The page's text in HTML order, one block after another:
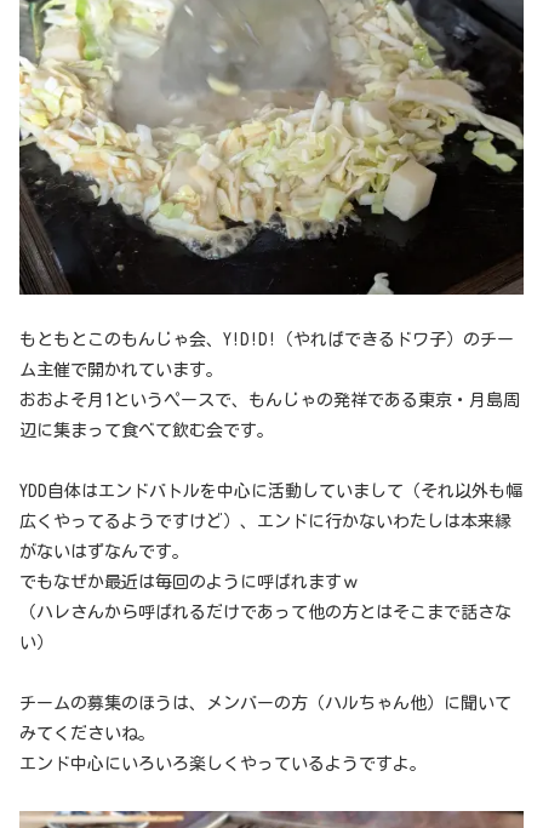
もともとこのもんじゃ会、Y!D!D!（やればできるドワ子）のチー
ム主催で開かれています。
おおよそ月1というペースで、もんじゃの発祥である東京・月島周
辺に集まって食べて飲む会です。
YDD自体はエンドバトルを中心に活動していまして（それ以外も幅
広くやってるようですけど）、エンドに行かないわたしは本来縁
がないはずなんです。
でもなぜか最近は毎回のように呼ばれますｗ
（ハレさんから呼ばれるだけであって他の方とはそこまで話さな
い）
チームの募集のほうは、メンバーの方（ハルちゃん他）に聞いて
みてくださいね。
エンド中心にいろいろ楽しくやっているようですよ。